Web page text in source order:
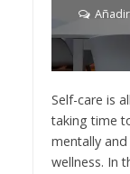
Self-care is
taking time
mentally
wellness. In